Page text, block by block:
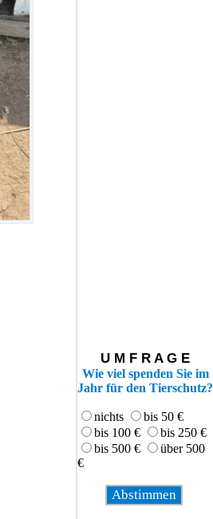
U M F R A G E
Wie viel spenden Sie im
Jahr für den Tierschutz?
nichts
bis 50 €
bis 100 €
bis 250 €
bis 500 €
über 500
€